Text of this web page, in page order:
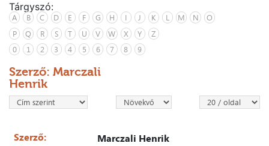
Tárgyszó:
A B C D E F G H I J K L M N
O
P
Q R S T U V W X Y
Z
0
1 2 3 4 5 6 7 8 9
Szerző: Marczali
Henrik
Szerző:
Marczali Henrik